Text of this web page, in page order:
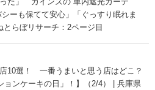
た」 カインズの“車内遮光カーテ
ーも保てて安心」「ぐっすり眠れま
とらぼリサーチ：2ページ目
10選！ 一番うまいと思う店はどこ？
ョンケーキの日」！】（2/4） | 兵庫県